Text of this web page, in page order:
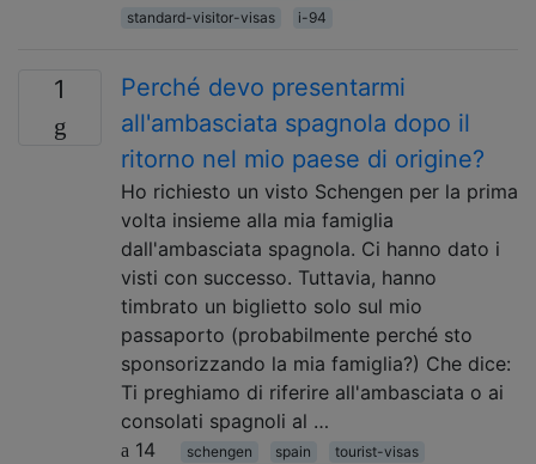
standard-visitor-visas
i-94
1
Perché devo presentarmi
all'ambasciata spagnola dopo il
ritorno nel mio paese di origine?
Ho richiesto un visto Schengen per la prima
volta insieme alla mia famiglia
dall'ambasciata spagnola. Ci hanno dato i
visti con successo. Tuttavia, hanno
timbrato un biglietto solo sul mio
passaporto (probabilmente perché sto
sponsorizzando la mia famiglia?) Che dice:
Ti preghiamo di riferire all'ambasciata o ai
consolati spagnoli al …
14
schengen spain
tourist-visas